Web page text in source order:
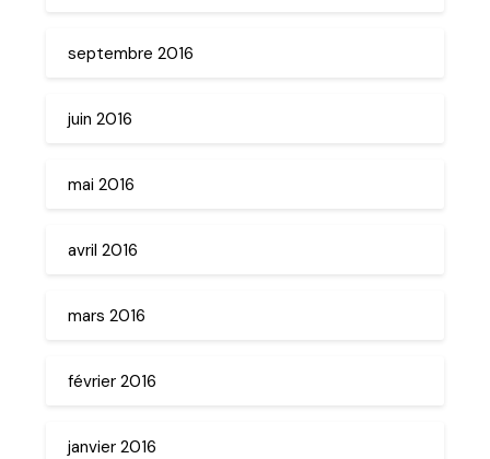
septembre 2016
juin 2016
mai 2016
avril 2016
mars 2016
février 2016
janvier 2016